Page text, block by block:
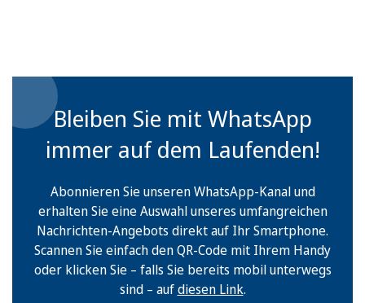
Bleiben Sie mit WhatsApp
immer auf dem Laufenden!
Abonnieren Sie unseren WhatsApp-Kanal und
erhalten Sie eine Auswahl unseres umfangreichen
Nachrichten-Angebots direkt auf Ihr Smartphone.
Scannen Sie einfach den QR-Code mit Ihrem Handy
oder klicken Sie – falls Sie bereits mobil unterwegs
sind – aufdiesen Link.